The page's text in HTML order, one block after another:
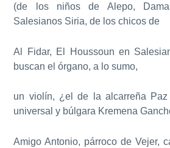
(de los niños de Alepo,
Salesianos Siria, de los chicos de
Al Fidar, El Houssoun en
buscan el órgano, a lo sumo,
un violín, ¿el de la alcarreña
universal y búlgara Kremena
Amigo Antonio, párroco de Vejer,